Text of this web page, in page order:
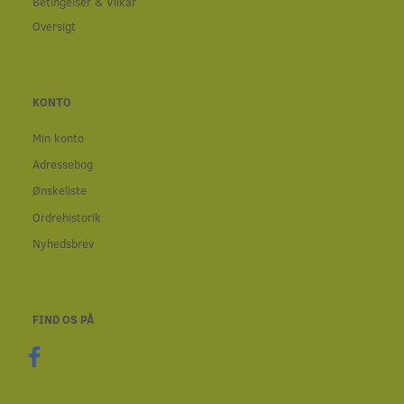
Oversigt
KONTO
Min konto
Adressebog
Ønskeliste
Ordrehistorik
Nyhedsbrev
FIND OS PÅ